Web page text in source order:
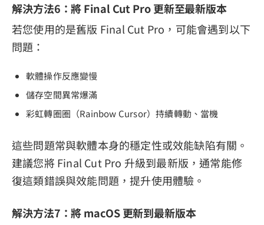
解決方法6：將 Final Cut Pro 更新至最新版本
若您使用的是舊版 Final Cut Pro，可能會遇到以下
問題：
軟體操作反應變慢
儲存空間異常爆滿
彩虹轉圈圈（Rainbow Cursor）持續轉動、當機
這些問題常與軟體本身的穩定性或效能缺陷有關。
建議您將 Final Cut Pro 升級到最新版，通常能修
復這類錯誤與效能問題，提升使用體驗。
解決方法7：將 macOS 更新到最新版本